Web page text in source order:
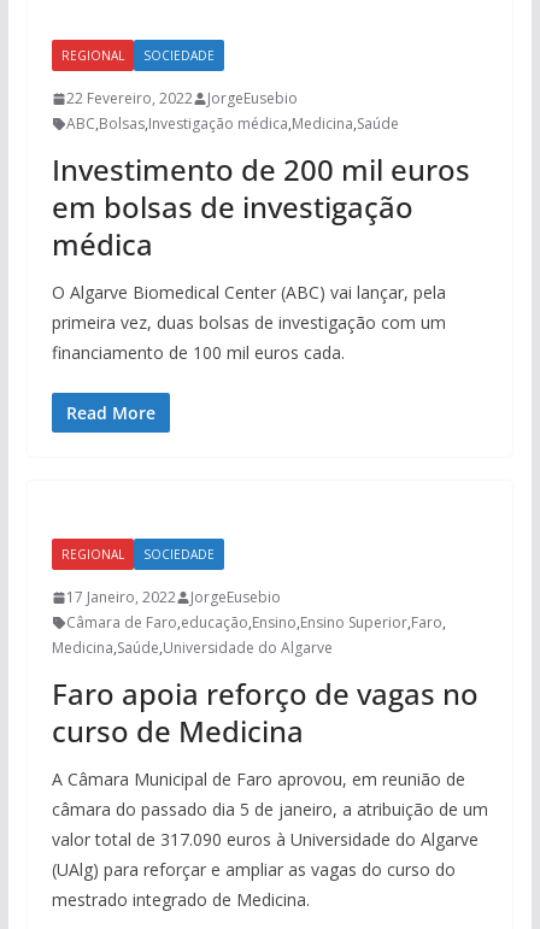
REGIONAL SOCIEDADE
22 Fevereiro, 2022
JorgeEusebio
ABC,Bolsas,Investigação médica,Medicina,Saúde
Investimento de 200 mil euros
em bolsas de investigação
médica
O Algarve Biomedical Center (ABC) vai lançar, pela
primeira vez, duas bolsas de investigação com um
financiamento de 100 mil euros cada.
Read More
REGIONAL SOCIEDADE
17 Janeiro, 2022
JorgeEusebio
Câmara de Faro,educação,Ensino,Ensino Superior,Faro,
Medicina,Saúde,Universidade do Algarve
Faro apoia reforço de vagas no
curso de Medicina
A Câmara Municipal de Faro aprovou, em reunião de
câmara do passado dia 5 de janeiro, a atribuição de um
valor total de 317.090 euros à Universidade do Algarve
(UAlg) para reforçar e ampliar as vagas do curso do
mestrado integrado de Medicina.